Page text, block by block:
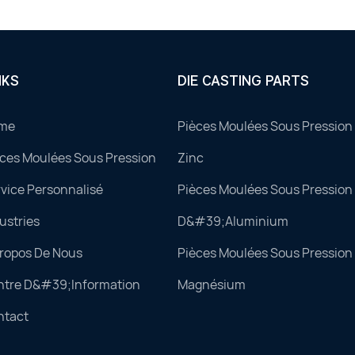
Moulées Sous Pression
Personnalisé
De Nous
D&#39;information
DIE CASTING PARTS
Pièces Moulées Sous
Zinc
Pièces Moulées Sous
D&#39;aluminium
Pièces Moulées Sous
Magnésium